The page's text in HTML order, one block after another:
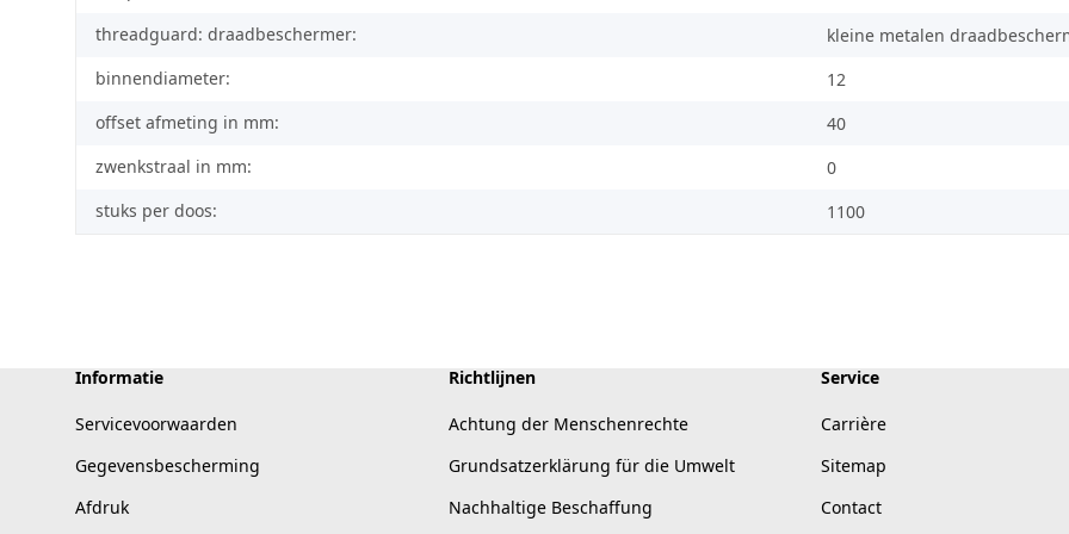
threadguard: draadbeschermer:
kleine metalen
binnendiameter:
12
offset afmeting in mm:
40
zwenkstraal in mm:
0
stuks per doos:
1100
Informatie
Servicevoorwaarden
Gegevensbescherming
Afdruk
Richtlijnen
Achtung der Menschenrechte
Grundsatzerklärung für die Umwelt
Nachhaltige Beschaffung
Service
Carrière
Sitemap
Contact